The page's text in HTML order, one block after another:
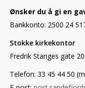
Ønsker du å gi en
Bankkonto: 2500 24
Stokke kirkekontor
Fredrik Stanges gate 20
Telefon: 33 45 44 50